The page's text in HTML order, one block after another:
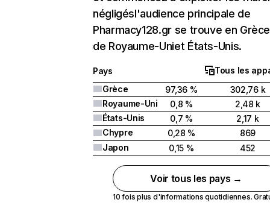
négligésl'audience principale de
Pharmacy128.gr se trouve en
de Royaume-Uniet États-Unis.
Pays
Tous les
Grèce
97,36 %
302,76 k
Royaume-Uni
0,8 %
2,48 k
États-Unis
0,7 %
2,17 k
Chypre
0,28 %
869
Japon
0,15 % 452
Voir tous les pays →
10 fois plus d'informations quotidiennes.